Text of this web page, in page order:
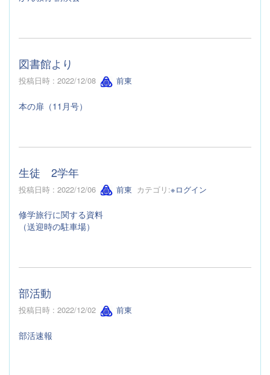
図書館より
投稿日時 : 2022/12/08 前東
本の扉（11月号）
生徒 2学年
投稿日時 : 2022/12/06 前東 カテゴリ:※ログイン
修学旅行に関する資料
（送迎時の駐車場）
部活動
投稿日時 : 2022/12/02 前東
部活速報